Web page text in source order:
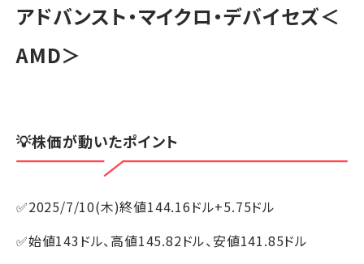
アドバンスト・マイクロ・デバイセズ＜
AMD＞
💡株価が動いたポイント
✅2025/7/10(木)終値144.16ドル+5.75ドル
✅始値143ドル、高値145.82ドル、安値141.85ドル